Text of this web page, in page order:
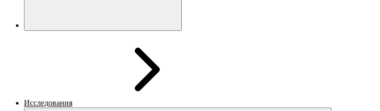
Исследования